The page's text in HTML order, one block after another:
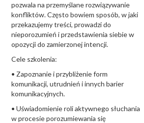
pozwala na przemyślane rozwiązywanie
konfliktów. Często bowiem sposób, w jaki
przekazujemy treści, prowadzi do
nieporozumień i przedstawienia siebie w
opozycji do zamierzonej intencji.
Cele szkolenia:
• Zapoznanie i przybliżenie form
komunikacji, utrudnień i innych barier
komunikacyjnych.
• Uświadomienie roli aktywnego słuchania
w procesie porozumiewania się